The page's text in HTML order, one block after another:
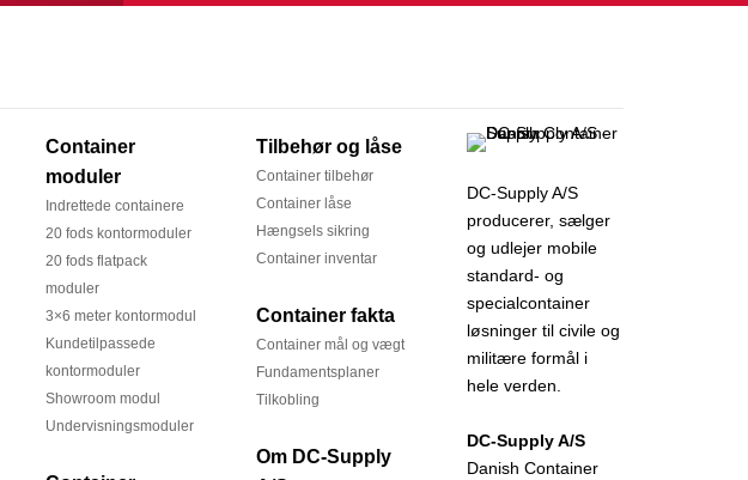
Container
moduler
Indrettede containere
20 fods kontormoduler
20 fods flatpack
moduler
3×6 meter kontormodul
Kundetilpassede
kontormoduler
Showroom modul
Undervisningsmoduler
Tilbehør og låse
Container tilbehør
Container låse
Hængsels sikring
Container inventar
Container fakta
Container mål og vægt
Fundamentsplaner
Tilkobling
Om DC-Supply
DC-Supply A/S
producerer, sælger
og udlejer mobile
standard- og
specialcontainer
løsninger til civile og
militære formål i
hele verden.
DC-Supply A/S
Danish Container